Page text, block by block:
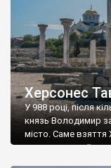
Херсонес
У 988 році, після
князь Володимир
місто. Саме
диктувати свої